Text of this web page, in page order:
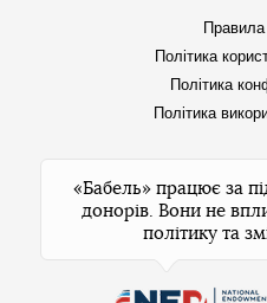
Правила
Політика
Політика
Політика
«Бабель» працює за
донорів. Вони не
політику та